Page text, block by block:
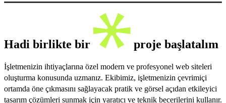
Hadi birlikte bir proje başlatalım
İşletmenizin ihtiyaçlarına özel modern ve profesyonel web siteleri
oluşturma konusunda uzmanız. Ekibimiz, işletmenizin çevrimiçi
ortamda öne çıkmasını sağlayacak pratik ve görsel açıdan etkileyici
tasarım çözümleri sunmak için yaratıcı ve teknik becerilerini kullanır.